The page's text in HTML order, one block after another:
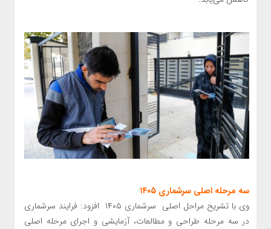
سه مرحله اصلی سرشماری ۱۴۰۵
وی با تشریح مراحل اصلی سرشماری ۱۴۰۵ افزود: فرایند سرشماری
در سه مرحله طراحی و مطالعات، آزمایشی و اجرای مرحله اصلی